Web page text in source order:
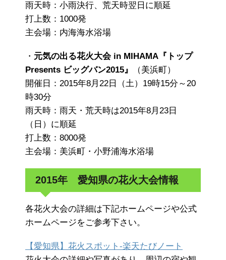
雨天時：小雨決行、荒天時翌日に順延
打上数：1000発
主会場：内海海水浴場
・ 元気の出る花火大会 in MIHAMA『トップ
Presents ビッグバン2015』
（美浜町）
開催日：2015年8月22日（土）19時15分～20
時30分
雨天時：雨天・荒天時は2015年8月23日
（日）に順延
打上数：8000発
主会場：美浜町・小野浦海水浴場
2015年 愛知県の花火大会情報
各花火大会の詳細は下記ホームページや公式
ホームページをご参考下さい。
【愛知県】花火スポット-楽天たびノート